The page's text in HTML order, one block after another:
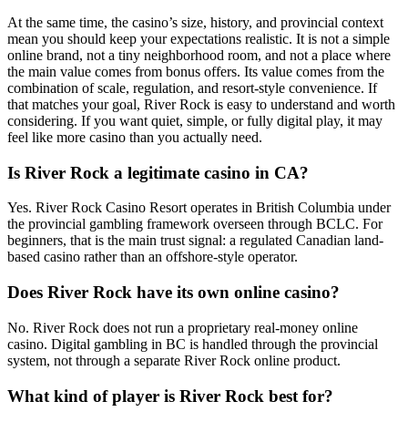
At the same time, the casino’s size, history, and provincial context
mean you should keep your expectations realistic. It is not a simple
online brand, not a tiny neighborhood room, and not a place where
the main value comes from bonus offers. Its value comes from the
combination of scale, regulation, and resort-style convenience. If
that matches your goal, River Rock is easy to understand and worth
considering. If you want quiet, simple, or fully digital play, it may
feel like more casino than you actually need.
Is River Rock a legitimate casino in CA?
Yes. River Rock Casino Resort operates in British Columbia under
the provincial gambling framework overseen through BCLC. For
beginners, that is the main trust signal: a regulated Canadian land-
based casino rather than an offshore-style operator.
Does River Rock have its own online casino?
No. River Rock does not run a proprietary real-money online
casino. Digital gambling in BC is handled through the provincial
system, not through a separate River Rock online product.
What kind of player is River Rock best for?